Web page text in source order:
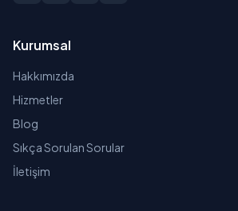
Kurumsal
Hakkımızda
Hizmetler
Blog
Sıkça Sorulan Sorular
İletişim